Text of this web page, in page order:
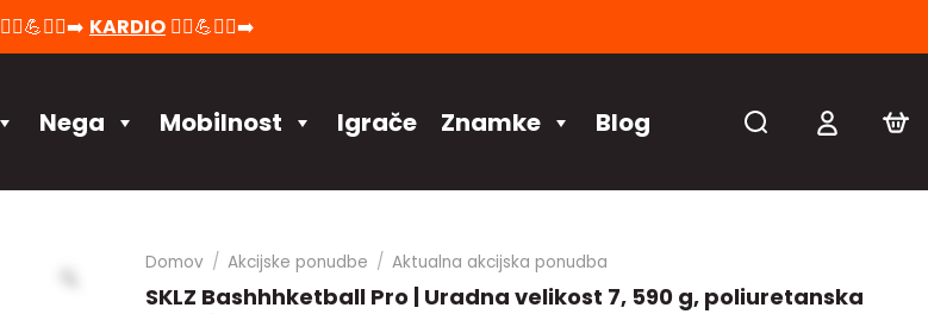
🚴‍♀️💪🏃‍♂️‍➡️ KARDIO 🚴‍♀️💪🏃‍♂️‍➡️
Nega Mobilnost Igrače Znamke Blog
Domov / Akcijske ponudbe / Aktualna akcijska ponudba
SKLZ Bashhhketball Pro | Uradna velikost 7, 590 g, poliuretanska